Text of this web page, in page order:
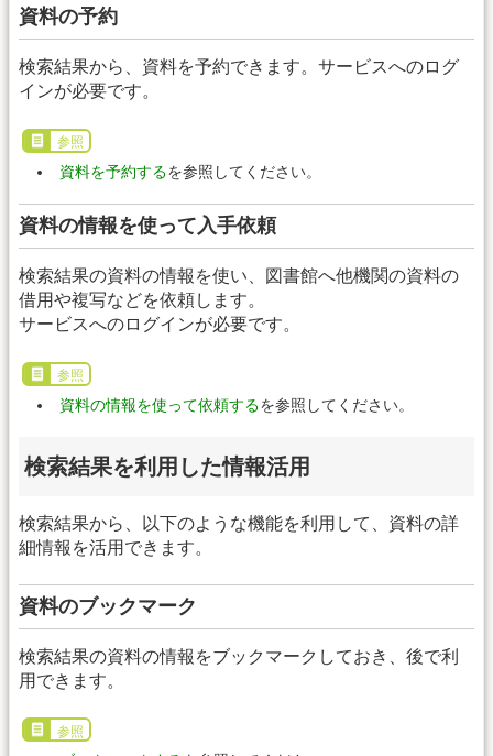
資料の予約
検索結果から、資料を予約できます。サービスへのログ
インが必要です。
参照
資料を予約するを参照してください。
資料の情報を使って入手依頼
検索結果の資料の情報を使い、図書館へ他機関の資料の
借用や複写などを依頼します。
サービスへのログインが必要です。
参照
資料の情報を使って依頼するを参照してください。
検索結果を利用した情報活用
検索結果から、以下のような機能を利用して、資料の詳
細情報を活用できます。
資料のブックマーク
検索結果の資料の情報をブックマークしておき、後で利
用できます。
参照